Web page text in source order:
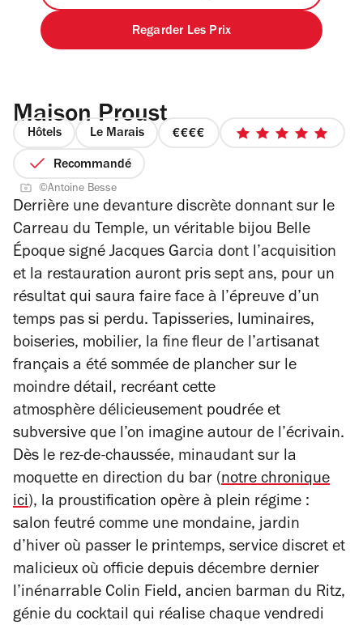
Regarder Les Prix
Maison Proust
Hôtels Le Marais
prix
4
5
étoiles
Recommandé
©Antoine Besse
Derrière une devanture discrète donnant sur le
Carreau du Temple, un véritable bijou Belle
Époque signé Jacques Garcia dont l’acquisition
et la restauration auront pris sept ans, pour un
résultat qui saura faire face à l’épreuve d’un
temps pas si perdu. Tapisseries, luminaires,
boiseries, mobilier, la fine fleur de l’artisanat
français a été sommée de plancher sur le
moindre détail, recréant cette
atmosphère délicieusement poudrée et
subversive que l’on imagine autour de l’écrivain.
Dès le rez-de-chaussée, minaudant sur la
moquette en direction du bar (notre chronique
ici), la proustification opère à plein régime :
salon feutré comme une mondaine, jardin
d’hiver où passer le printemps, service discret et
malicieux où officie depuis décembre dernier
l’inénarrable Colin Field, ancien barman du Ritz,
génie du cocktail qui réalise chaque vendredi